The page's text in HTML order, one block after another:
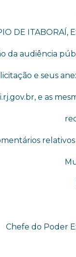
DE ITABORAÍ,
da audiência
e seus
e as
Chefe do Poder